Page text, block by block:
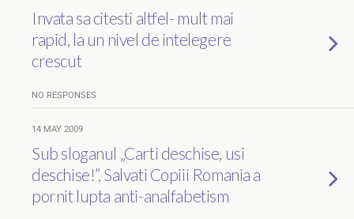
Invata sa citesti altfel- mult mai
rapid, la un nivel de intelegere
crescut
NO RESPONSES
14 MAY 2009
Sub sloganul „Carti deschise, usi
deschise!”, Salvati Copiii Romania a
pornit lupta anti-analfabetism